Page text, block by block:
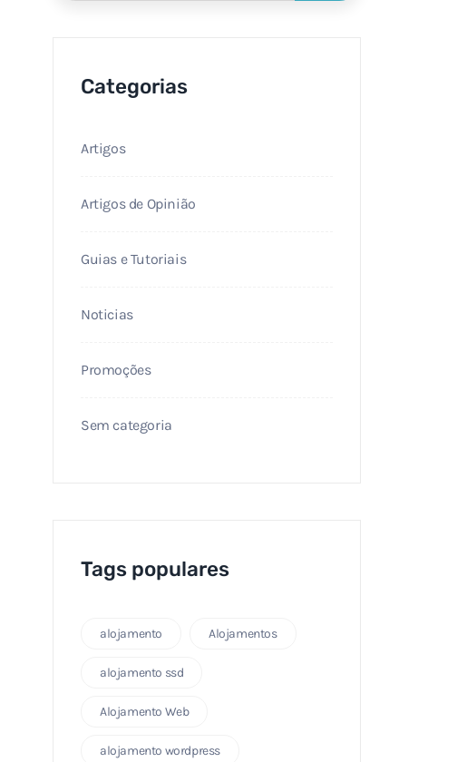
Categorias
Artigos
Artigos de Opinião
Guias e Tutoriais
Noticias
Promoções
Sem categoria
Tags populares
alojamento Alojamentos
alojamento ssd
Alojamento Web
alojamento wordpress